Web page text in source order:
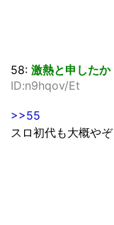
58: 激熱と申したか
ID:n9hqov/Et
>>55
スロ初代も大概やぞ